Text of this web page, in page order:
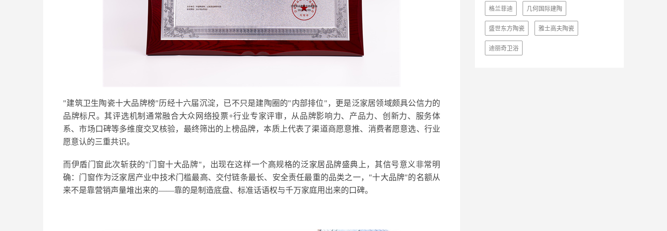
"建筑卫生陶瓷十大品牌榜"历经十六届沉淀，已不只是建陶圈的"内部排位"，更是泛家居领域颇具公信力的
品牌标尺。其评选机制通常融合大众网络投票+行业专家评审，从品牌影响力、产品力、创新力、服务体
系、市场口碑等多维度交叉核验，最终筛出的上榜品牌，本质上代表了渠道商愿意推、消费者愿意选、行业
愿意认的三重共识。
而伊盾门窗此次斩获的"门窗十大品牌"，出现在这样一个高规格的泛家居品牌盛典上，其信号意义非常明
确：门窗作为泛家居产业中技术门槛最高、交付链条最长、安全责任最重的品类之一，"十大品牌"的名额从
来不是靠营销声量堆出来的——靠的是制造底盘、标准话语权与千万家庭用出来的口碑。
格兰菲迪 几何国际建陶
盛世东方陶瓷 雅士高夫陶瓷
迪丽奇卫浴